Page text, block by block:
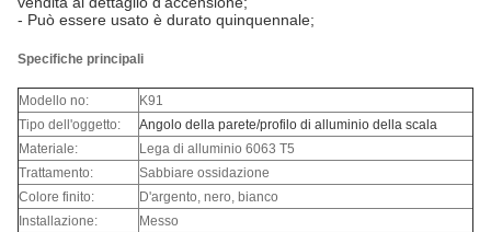
- Può essere usato è durato quinquennale;
Specifiche principali
Modello no:
K91
Tipo dell'oggetto:
Angolo della parete/profilo di alluminio della scala
Materiale:
Lega di alluminio 6063 T5
Trattamento:
Sabbiare ossidazione
Colore finito:
D'argento, nero, bianco
Installazione:
Messo